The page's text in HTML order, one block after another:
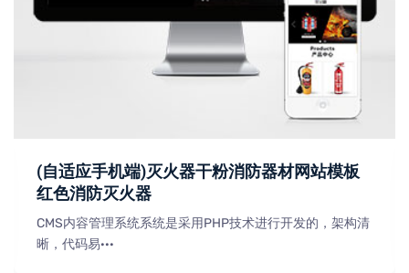
(自适应手机端)灭火器干粉消防器材网站模板
红色消防灭火器
CMS内容管理系统系统是采用PHP技术进行开发的，架构清
晰，代码易···